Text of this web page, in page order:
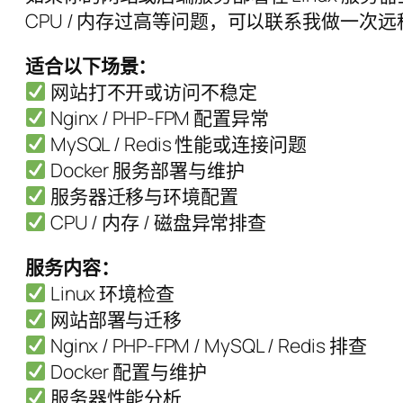
CPU / 内存过高等问题，可以联系我做一次远
适合以下场景：
网站打不开或访问不稳定
Nginx / PHP-FPM 配置异常
MySQL / Redis 性能或连接问题
Docker 服务部署与维护
服务器迁移与环境配置
CPU / 内存 / 磁盘异常排查
服务内容：
Linux 环境检查
网站部署与迁移
Nginx / PHP-FPM / MySQL / Redis 排查
Docker 配置与维护
服务器性能分析